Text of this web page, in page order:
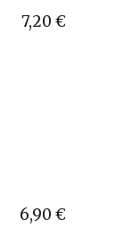
7,20 €
6,90 €